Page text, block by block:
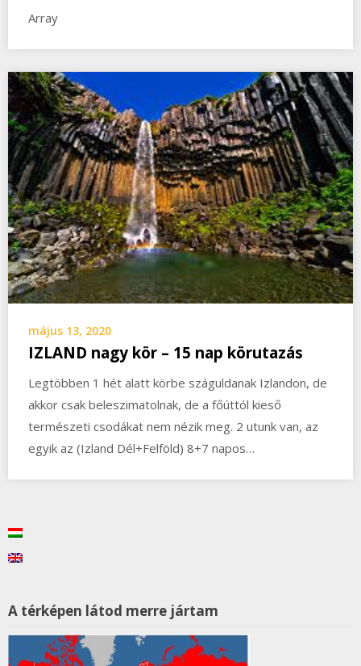
Array
május 13, 2020
IZLAND nagy kör – 15 nap körutazás
Legtöbben 1 hét alatt körbe száguldanak Izlandon, de
akkor csak beleszimatolnak, de a főúttól kieső
természeti csodákat nem nézik meg. 2 utunk van, az
egyik az (Izland Dél+Felföld) 8+7 napos…
A térképen látod merre jártam